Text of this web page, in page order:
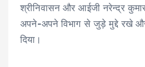
श्रीनिवासन और आईजी नरेन्द्र
अपने-अपने विभाग से जुड़े मुद्दे रखे
दिया।